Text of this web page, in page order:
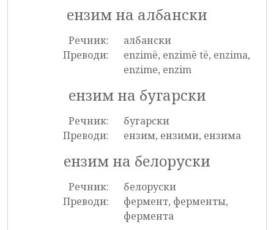
ензим на албански
Речник:
албански
Преводи:
enzimë, enzimë të, enzima,
enzime, enzim
ензим на бугарски
Речник:
бугарски
Преводи:
ензим, ензими, ензима
ензим на белоруски
Речник:
белоруски
Преводи:
фермент, ферменты,
фермента